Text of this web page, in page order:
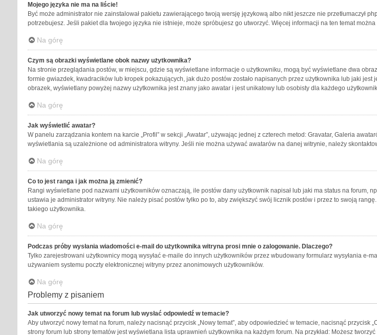
Mojego języka nie ma na liście!
Być może administrator nie zainstalował pakietu zawierającego twoją wersję językową albo nikt jeszcze nie przetłumaczył
potrzebujesz. Jeśli pakiet dla twojego języka nie istnieje, może spróbujesz go utworzyć. Więcej informacji na ten temat
Na górę
Czym są obrazki wyświetlane obok nazwy użytkownika?
Na stronie przeglądania postów, w miejscu, gdzie są wyświetlane informacje o użytkowniku, mogą być wyświetlane dwa
formie gwiazdek, kwadracików lub kropek pokazujących, jak dużo postów zostało napisanych przez użytkownika lub jaki
obrazek, wyświetlany powyżej nazwy użytkownika jest znany jako awatar i jest unikatowy lub osobisty dla każdego
Na górę
Jak wyświetlić awatar?
W panelu zarządzania kontem na karcie „Profil” w sekcji „Awatar”, używając jednej z czterech metod: Gravatar, Galeria
wyświetlania są uzależnione od administratora witryny. Jeśli nie można używać awatarów na danej witrynie, należy
Na górę
Co to jest ranga i jak można ją zmienić?
Rangi wyświetlane pod nazwami użytkowników oznaczają, ile postów dany użytkownik napisał lub jaki ma status na
ustawia je administrator witryny. Nie należy pisać postów tylko po to, aby zwiększyć swój licznik postów i przez to swoją
takiego użytkownika.
Na górę
Podczas próby wysłania wiadomości e-mail do użytkownika witryna prosi mnie o zalogowanie. Dlaczego?
Tylko zarejestrowani użytkownicy mogą wysyłać e-maile do innych użytkowników przez wbudowany formularz wysyłania e-
używaniem systemu poczty elektronicznej witryny przez anonimowych użytkowników.
Na górę
Problemy z pisaniem
Jak utworzyć nowy temat na forum lub wysłać odpowiedź w temacie?
Aby utworzyć nowy temat na forum, należy nacisnąć przycisk „Nowy temat”, aby odpowiedzieć w temacie, nacisnąć
strony forum lub strony tematów jest wyświetlana lista uprawnień użytkownika na każdym forum. Na przykład: Możesz